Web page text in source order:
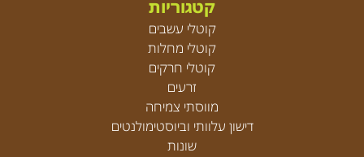
קטגוריות
קוטלי עשבים
קוטלי מחלות
קוטלי חרקים
זרעים
מווסתי צמיחה
דישון עלוותי וביוסטימולנטים
שונות